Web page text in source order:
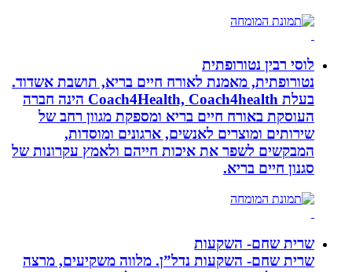
לוסי רבין נטורופתית
נטורופתית, מאמנת לאורח חיים בריא, תושבת אשדוד.
בעלת Coach4Health, Coach4health הינה חברה
העוסקת באורח חיים בריא ומספקת מגוון רחב של
שירותים ומוצרים לאנשים, ארגונים ומוסדות,
המבקשים לשפר את איכות חייהם ולאמץ עקרונות של
סגנון חיים בריא.
שרית שחם- השקעות
שרית שחם- השקעות נדל”ן. מלווה משקיעים, מרצה